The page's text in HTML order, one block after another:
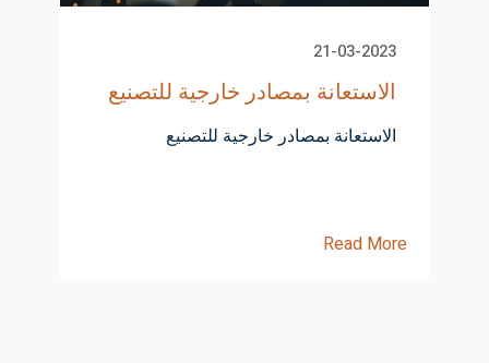
21-03-2023
الاستعانة بمصادر خارجية للتصنيع
الاستعانة بمصادر خارجية للتصنيع
Read More